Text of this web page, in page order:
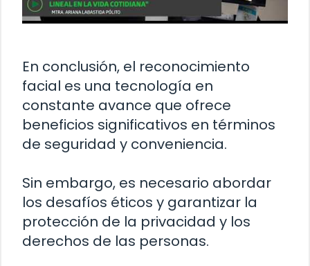
En conclusión, el reconocimiento
facial es una tecnología en
constante avance que ofrece
beneficios significativos en términos
de seguridad y conveniencia.
Sin embargo, es necesario abordar
los desafíos éticos y garantizar la
protección de la privacidad y los
derechos de las personas.